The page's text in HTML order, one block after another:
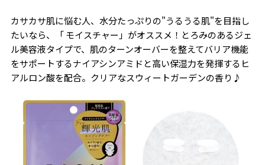
カサカサ肌に悩む人、水分たっぷりの"うるうる肌"を目指し
たいなら、「 モイスチャー」がオススメ！とろみのあるジェ
ル美容液タイプで、肌のターンオーバーを整えてバリア機能
をサポートするナイアシンアミドと高い保湿力を発揮するヒ
アルロン酸を配合。クリアなスウィートガーデンの香り♪